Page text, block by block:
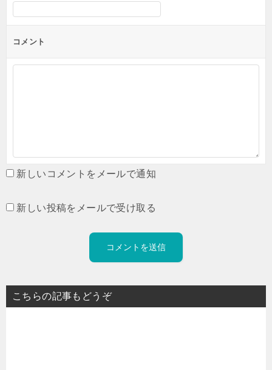
コメント
新しいコメントをメールで通知
新しい投稿をメールで受け取る
こちらの記事もどうぞ